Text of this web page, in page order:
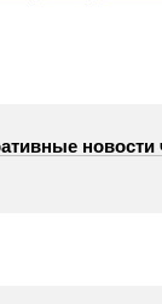
новости